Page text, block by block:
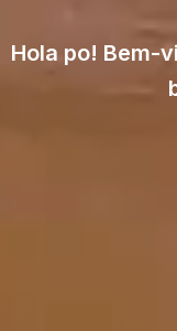
Hola po! Bem-